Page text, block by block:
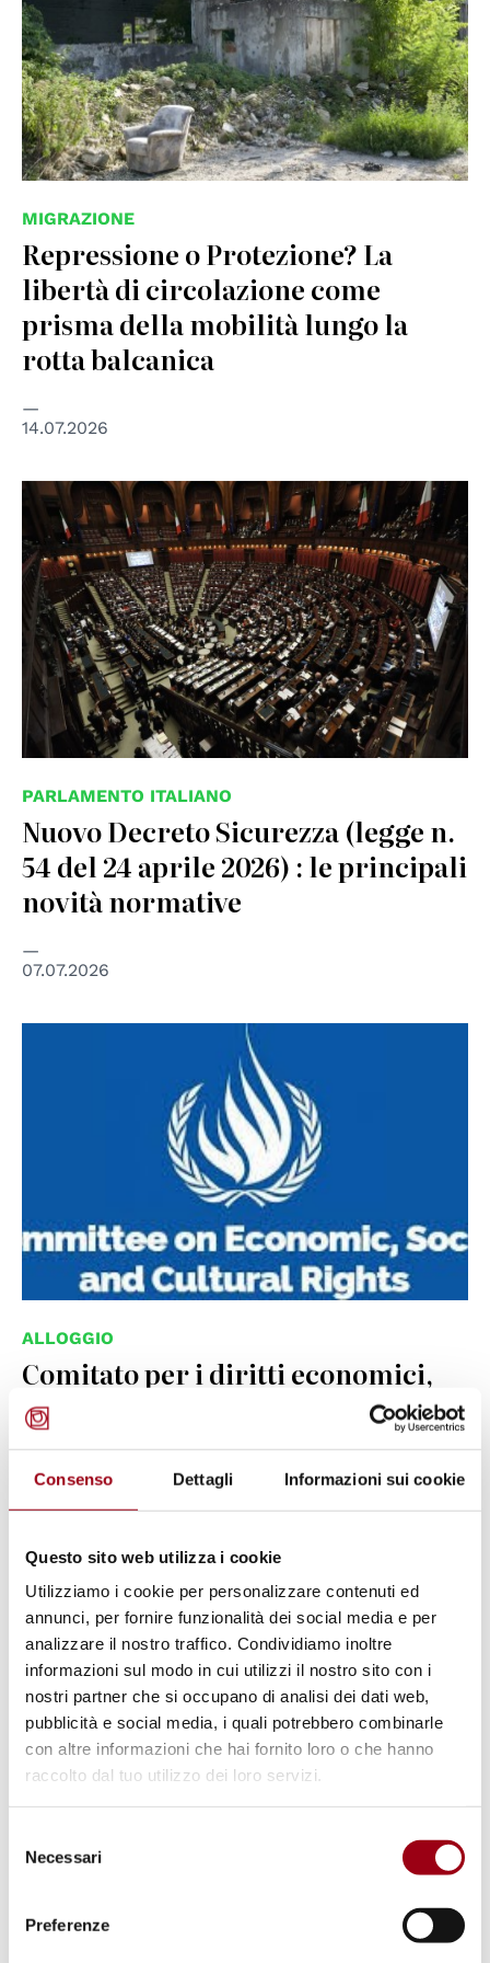
Consenso Dettagli Informazioni sui cookie
Questo sito web utilizza i cookie
Utilizziamo i cookie per personalizzare contenuti ed
annunci, per fornire funzionalità dei social media e per
analizzare il nostro traffico. Condividiamo inoltre
informazioni sul modo in cui utilizzi il nostro sito con i
nostri partner che si occupano di analisi dei dati web,
pubblicità e social media, i quali potrebbero combinarle
con altre informazioni che hai fornito loro o che hanno
raccolto dal tuo utilizzo dei loro servizi.
delNecessari
Preferenze
MIGRAZIONE
Repressione o Protezione? La
libertà di circolazione come
prisma della mobilità lungo la
rotta balcanica
14.07.2026
PARLAMENTO ITALIANO
Nuovo Decreto Sicurezza (legge n.
54 del 24 aprile 2026) : le principali
novità normative
07.07.2026
ALLOGGIO
Comitato per i diritti economici,
sociali e culturali (CESCR):
osservazioni sul caso di sfratto da
un alloggio popolare in Italia
relativo alla comunicazione n.
222/2021
01.07.2026